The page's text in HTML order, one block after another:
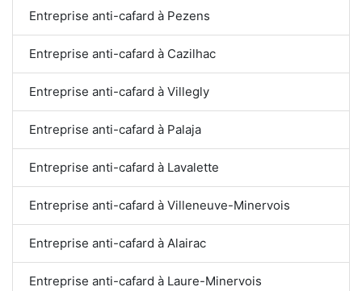
Entreprise anti-cafard à Pezens
Entreprise anti-cafard à Cazilhac
Entreprise anti-cafard à Villegly
Entreprise anti-cafard à Palaja
Entreprise anti-cafard à Lavalette
Entreprise anti-cafard à Villeneuve-Minervois
Entreprise anti-cafard à Alairac
Entreprise anti-cafard à Laure-Minervois